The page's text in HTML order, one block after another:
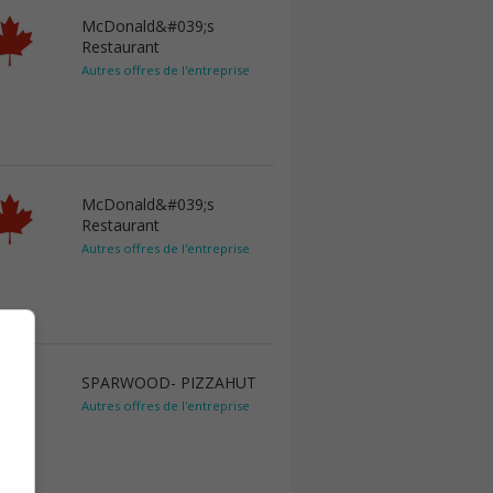
McDonald&#039;s
Restaurant
Autres offres de l'entreprise
McDonald&#039;s
Restaurant
Autres offres de l'entreprise
SPARWOOD- PIZZAHUT
Autres offres de l'entreprise